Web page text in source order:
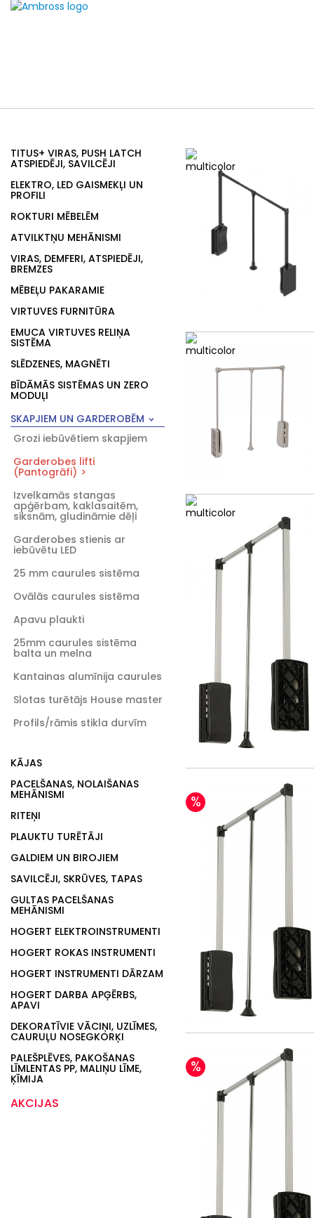
TITUS+ VIRAS, PUSH LATCH
ATSPIEDĒJI, SAVILCĒJI
ELEKTRO, LED GAISMEKĻI UN
PROFILI
ROKTURI MĒBELĒM
ATVILKTŅU MEHĀNISMI
VIRAS, DEMFERI, ATSPIEDĒJI,
BREMZES
MĒBEĻU PAKARAMIE
VIRTUVES FURNITŪRA
EMUCA VIRTUVES RELIŅA
SISTĒMA
SLĒDZENES, MAGNĒTI
BĪDĀMĀS SISTĒMAS UN ZERO
MODUĻI
SKAPJIEM UN GARDEROBĒM
Grozi iebūvētiem skapjiem
Garderobes lifti
(Pantogrāfi)
Izvelkamās stangas
apģērbam, kaklasaitēm,
siksnām, gludināmie dēļi
Garderobes stienis ar
iebūvētu LED
25 mm caurules sistēma
Ovālās caurules sistēma
Apavu plaukti
25mm caurules sistēma
balta un melna
Kantainas alumīnija caurules
Slotas turētājs House master
Profils/rāmis stikla durvīm
KĀJAS
PACELŠANAS, NOLAIŠANAS
MEHĀNISMI
RITEŅI
PLAUKTU TURĒTĀJI
GALDIEM UN BIROJIEM
SAVILCĒJI, SKRŪVES, TAPAS
GULTAS PACELŠANAS
MEHĀNISMI
HOGERT ELEKTROINSTRUMENTI
HOGERT ROKAS INSTRUMENTI
HOGERT INSTRUMENTI DĀRZAM
HOGERT DARBA APĢĒRBS,
APAVI
DEKORATĪVIE VĀCIŅI, UZLĪMES,
CAURUĻU NOSEGKORĶI
PALEŠPLĒVES, PAKOŠANAS
LĪMLENTAS PP, MALIŅU LĪME,
ĶĪMIJA
AKCIJAS
%
%